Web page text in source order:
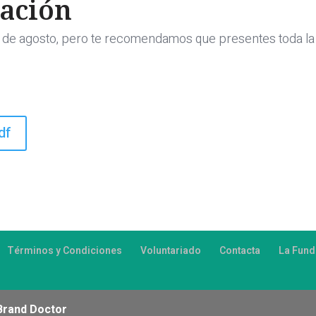
agosto, pero te recomendamos que presentes toda la
Términos y Condiciones Voluntariado Contacta La
Doctor